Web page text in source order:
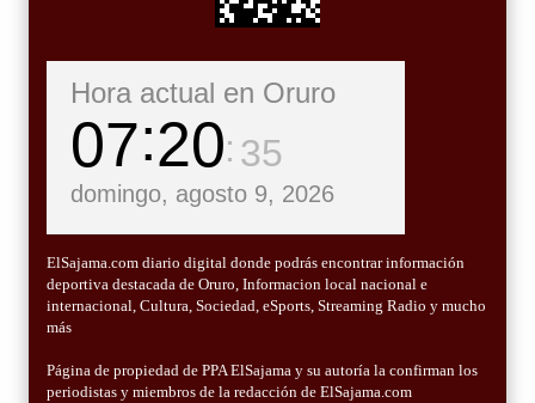
Hora actual en Oruro
07 20 37
domingo, agosto 9, 2026
ElSajama.com diario digital donde podrás encontrar información
deportiva destacada de Oruro, Informacion local nacional e
internacional, Cultura, Sociedad, eSports, Streaming Radio y mucho
más
Página de propiedad de PPA ElSajama y su autoría la confirman los
periodistas y miembros de la redacción de ElSajama.com